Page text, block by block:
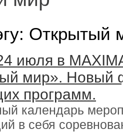
Открытый
июля в
мир». Новый
программ.
календарь
в себя